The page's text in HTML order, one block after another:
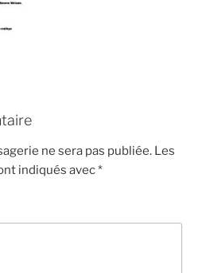
ne sera pas publiée. Les
indiqués avec*